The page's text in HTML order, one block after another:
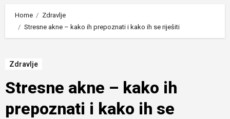
Home
Zdravlje
Stresne akne – kako ih prepoznati i kako ih se riješiti
Zdravlje
Stresne akne – kako ih
prepoznati i kako ih se